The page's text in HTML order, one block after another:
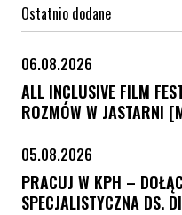
Ostatnio dodane
06.08.2026
ALL INCLUSIVE FILM
ROZMÓW W JASTARNI
05.08.2026
PRACUJ W KPH –
SPECJALISTYCZNA DS.